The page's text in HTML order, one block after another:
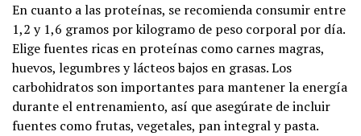
En cuanto a las proteínas, se recomienda consumir entre
1,2 y 1,6 gramos por kilogramo de peso corporal por día.
Elige fuentes ricas en proteínas como carnes magras,
huevos, legumbres y lácteos bajos en grasas. Los
carbohidratos son importantes para mantener la energía
durante el entrenamiento, así que asegúrate de incluir
fuentes como frutas, vegetales, pan integral y pasta.